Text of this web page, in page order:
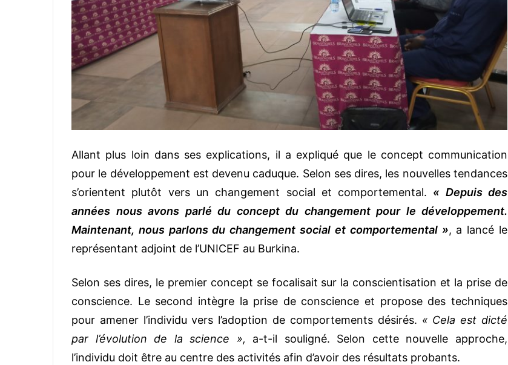
Allant plus loin dans ses explications, il a expliqué que le concept communication
pour le développement est devenu caduque. Selon ses dires, les nouvelles tendances
s’orientent plutôt vers un changement social et comportemental. « Depuis des
années nous avons parlé du concept du changement pour le développement.
Maintenant, nous parlons du changement social et comportemental », a lancé le
représentant adjoint de l’UNICEF au Burkina.
Selon ses dires, le premier concept se focalisait sur la conscientisation et la prise de
conscience. Le second intègre la prise de conscience et propose des techniques
pour amener l’individu vers l’adoption de comportements désirés. « Cela est dicté
par l’évolution de la science », a-t-il souligné. Selon cette nouvelle approche,
l’individu doit être au centre des activités afin d’avoir des résultats probants.